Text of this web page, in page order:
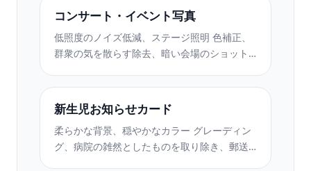
コンサート・イベント写真
低照度のノイズ低減、ステージ照明 色補正、
群衆の気を散らす除去、暗い会場のショット
やイベントの写真を強化します。
新生児お知らせカード
柔らかな背景、穏やかなカラー グレーディン
グ、病院の雑然としたものを取り除き、郵送